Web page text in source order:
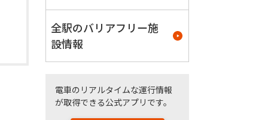
全駅のバリアフリー施
設情報
電車のリアルタイムな運行情報
が取得できる公式アプリです。